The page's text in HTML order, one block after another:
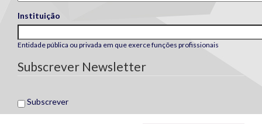
Instituição
Entidade pública ou privada em que exerce funções profissionais
Subscrever Newsletter
Subscrever